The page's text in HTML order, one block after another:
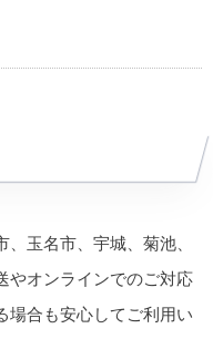
玉名市、宇城、菊池、
やオンラインでのご対応
場合も安心してご利用い